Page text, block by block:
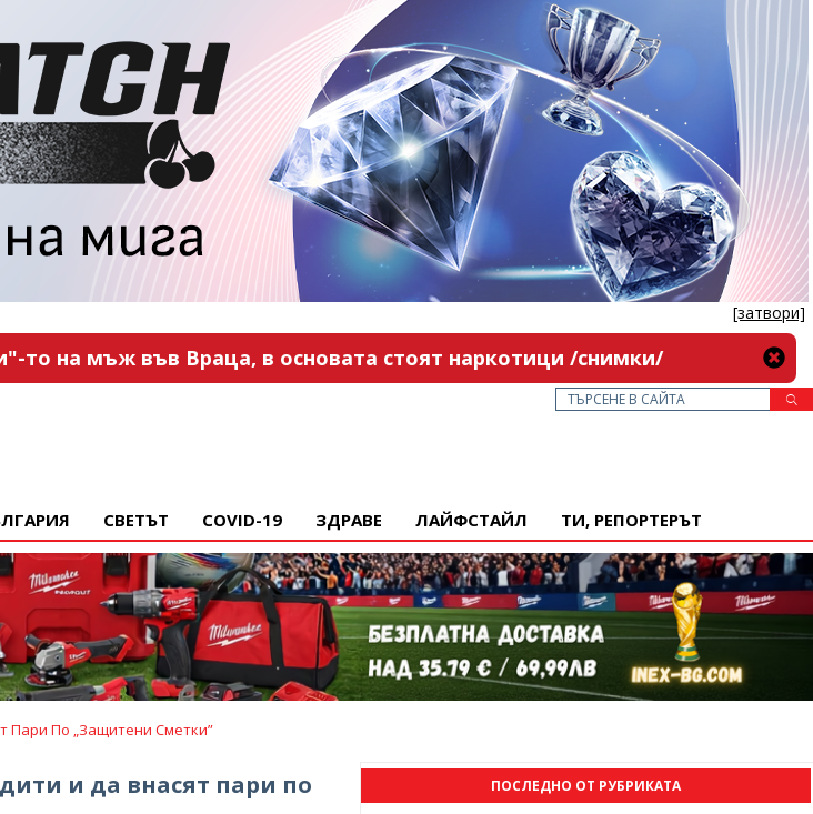
[затвори]
то на мъж във Враца, в основата стоят наркотици /снимки/
СВЕТЪТ COVID-19 ЗДРАВЕ ЛАЙФСТАЙЛ ТИ, РЕПОРТЕРЪТ
Пари По „защитени Сметки”
и да внасят пари по
ПОСЛЕДНО ОТ РУБРИКАТА